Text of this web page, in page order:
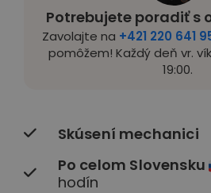
Potrebujete poradiť s
Zavolajte na +421 220 641
pomôžem! Každý deň vr.
19:00.
Skúsení mechanici
Po celom Slovensku
hodín